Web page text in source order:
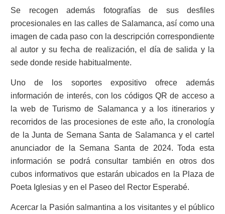
Se recogen además fotografías de sus desfiles
procesionales en las calles de Salamanca, así como una
imagen de cada paso con la descripción correspondiente
al autor y su fecha de realización, el día de salida y la
sede donde reside habitualmente.
Uno de los soportes expositivo ofrece además
información de interés, con los códigos QR de acceso a
la web de Turismo de Salamanca y a los itinerarios y
recorridos de las procesiones de este año, la cronología
de la Junta de Semana Santa de Salamanca y el cartel
anunciador de la Semana Santa de 2024. Toda esta
información se podrá consultar también en otros dos
cubos informativos que estarán ubicados en la Plaza de
Poeta Iglesias y en el Paseo del Rector Esperabé.
Acercar la Pasión salmantina a los visitantes y el público